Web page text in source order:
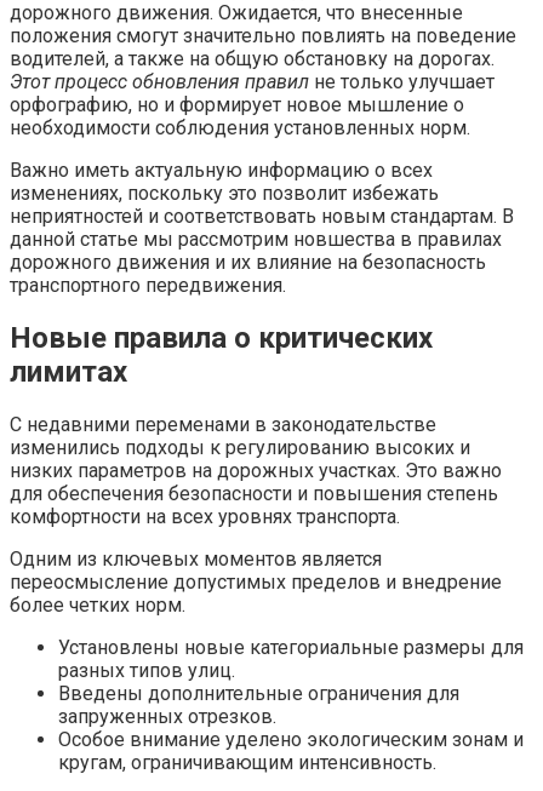
дорожного движения. Ожидается, что внесенные
положения смогут значительно повлиять на поведение
водителей, а также на общую обстановку на дорогах.
Этот процесс обновления правил не только улучшает
орфографию, но и формирует новое мышление о
необходимости соблюдения установленных норм.
Важно иметь актуальную информацию о всех
изменениях, поскольку это позволит избежать
неприятностей и соответствовать новым стандартам. В
данной статье мы рассмотрим новшества в правилах
дорожного движения и их влияние на безопасность
транспортного передвижения.
Новые правила о критических
лимитах
С недавними переменами в законодательстве
изменились подходы к регулированию высоких и
низких параметров на дорожных участках. Это важно
для обеспечения безопасности и повышения степень
комфортности на всех уровнях транспорта.
Одним из ключевых моментов является
переосмысление допустимых пределов и внедрение
более четких норм.
Установлены новые категориальные размеры для
разных типов улиц.
Введены дополнительные ограничения для
запруженных отрезков.
Особое внимание уделено экологическим зонам и
кругам, ограничивающим интенсивность.